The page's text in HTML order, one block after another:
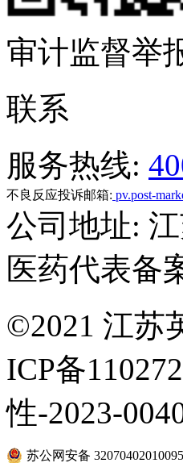
审计监督举
联系
服务热线:
不良反应投诉邮箱: pv.post-
公司地址:
医药代表备
©2021 江苏
ICP备
性-2023-
苏公网安备